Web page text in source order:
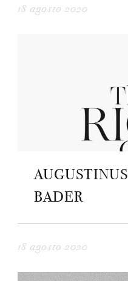
18 agosto 2020
AUGUSTINUS
BADER
18 agosto 2020